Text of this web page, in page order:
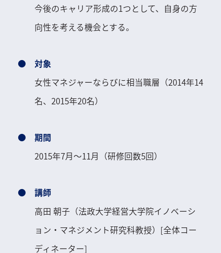
今後のキャリア形成の1つとして、自身の方
向性を考える機会とする。
対象
女性マネジャーならびに相当職層（2014年14
名、2015年20名）
期間
2015年7月～11月（研修回数5回）
講師
高田 朝子（法政大学経営大学院イノベーシ
ョン・マネジメント研究科教授）[全体コー
ディネーター]